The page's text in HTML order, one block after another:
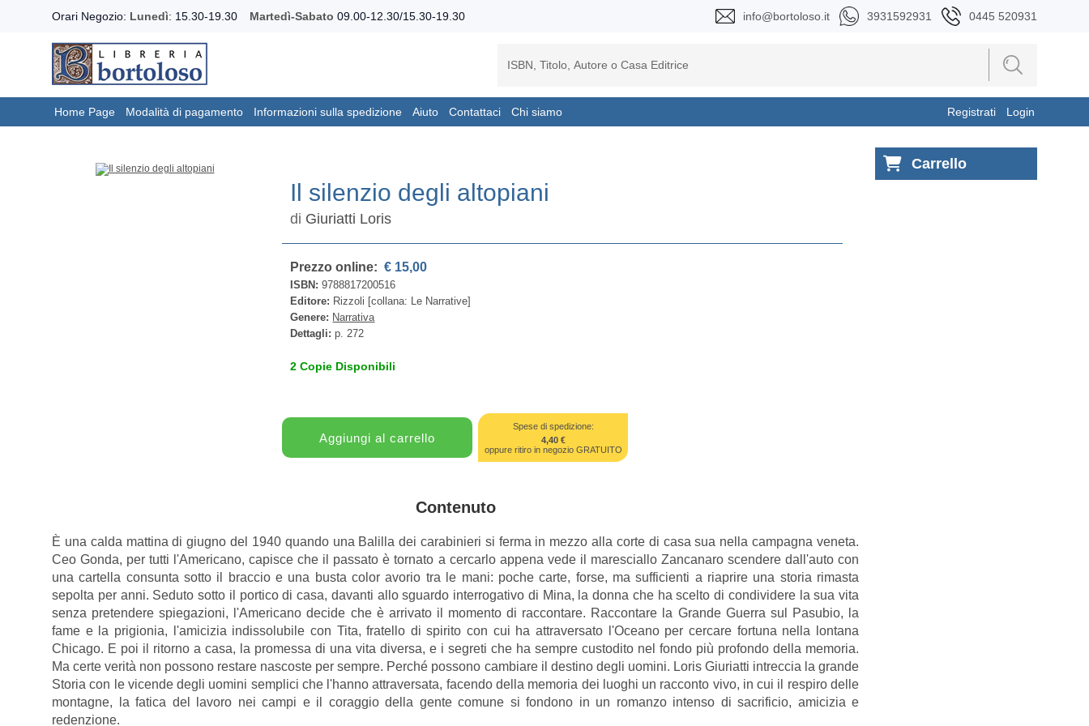
Orari Negozio: Lunedì: 15.30-19.30 Martedì-Sabato 09.00-12.30/15.30-19.30 info@bortoloso.it 3931592931 0445 520931
Home Page Modalità di pagamento Informazioni sulla spedizione Aiuto Contattaci Chi siamo Registrati Login
Il silenzio degli altopiani
di Giuriatti Loris
Prezzo online: € 15,00
ISBN:9788817200516
Editore: Rizzoli [collana: Le Narrative]
Genere: Narrativa
Dettagli:p. 272
2 Copie Disponibili
Spese di spedizione:
4,40 €
oppure ritiro in negozio GRATUITO
Contenuto
È una calda mattina di giugno del 1940 quando una Balilla dei carabinieri si ferma in mezzo alla corte di casa sua nella campagna veneta.
Ceo Gonda, per tutti l'Americano, capisce che il passato è tornato a cercarlo appena vede il maresciallo Zancanaro scendere dall'auto con
una cartella consunta sotto il braccio e una busta color avorio tra le mani: poche carte, forse, ma sufficienti a riaprire una storia rimasta
sepolta per anni. Seduto sotto il portico di casa, davanti allo sguardo interrogativo di Mina, la donna che ha scelto di condividere la sua vita
senza pretendere spiegazioni, l'Americano decide che è arrivato il momento di raccontare. Raccontare la Grande Guerra sul Pasubio, la
fame e la prigionia, l'amicizia indissolubile con Tita, fratello di spirito con cui ha attraversato l'Oceano per cercare fortuna nella lontana
Chicago. E poi il ritorno a casa, la promessa di una vita diversa, e i segreti che ha sempre custodito nel fondo più profondo della memoria.
Ma certe verità non possono restare nascoste per sempre. Perché possono cambiare il destino degli uomini. Loris Giuriatti intreccia la grande
Storia con le vicende degli uomini semplici che l'hanno attraversata, facendo della memoria dei luoghi un racconto vivo, in cui il respiro delle
montagne, la fatica del lavoro nei campi e il coraggio della gente comune si fondono in un romanzo intenso di sacrificio, amicizia e
redenzione.
Carrello